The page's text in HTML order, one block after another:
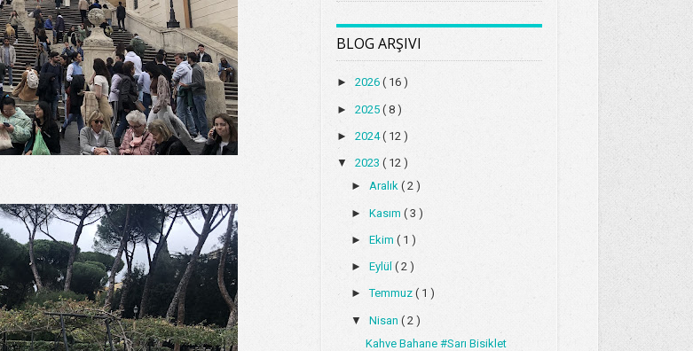
BLOG ARŞIVI
►2026( 16 )
►2025( 8 )
►2024( 12 )
▼2023( 12 )
► Aralık ( 2 )
► Kasım ( 3 )
► Ekim ( 1 )
► Eylül ( 2 )
►Temmuz ( 1 )
▼ Nisan ( 2 )
Kahve Bahane #Sarı Bisiklet